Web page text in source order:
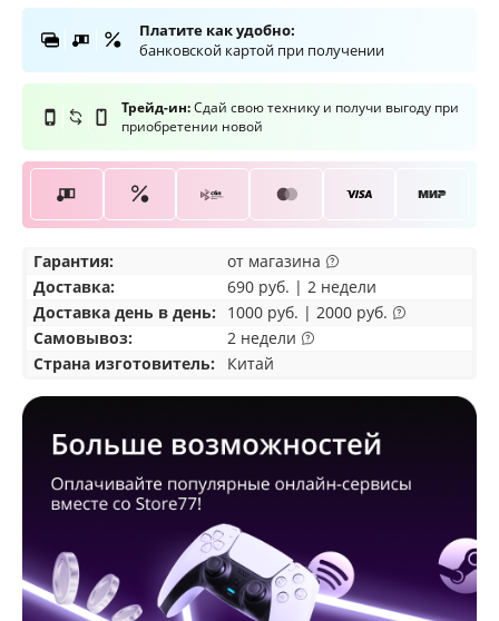
Платите как удобно:
банковской картой при получении
Трейд-ин:Сдай свою технику и получи выгоду при
приобретении новой
Гарантия:
от магазина
Доставка:
690 руб. | 2 недели
Доставка день в день:
1000 руб. | 2000 руб.
Самовывоз:
2 недели
Страна изготовитель:
Китай